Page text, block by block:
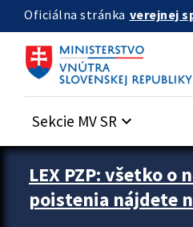
Preskocit na hlavný obsah
Oficiálna stránka verejnej
Sekcie MV SR keyboard_arrow_down
Zastavit automatický posun upútavok
LEX PZP: všetko
poistenia nájdete